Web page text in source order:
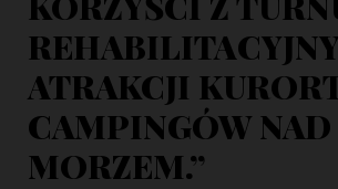
ATRAKCJI
CAMPINGÓW NAD
MORZEM.”